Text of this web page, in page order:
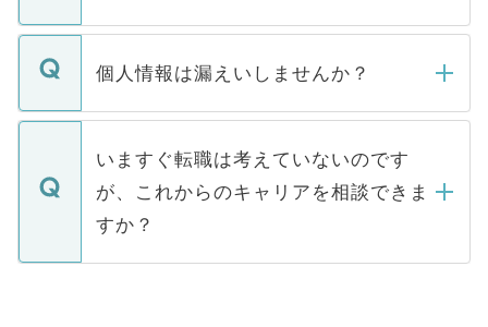
ません。
■応募殺到を避けるため 人気のある医療機
関を公にしてしまうと、応募が殺到する場
に、医療機関が求める条件に合った人材の
みを人材紹介会社に依頼するケースが増え
ています。
転職・入職を強要することは一切ありませ
ん。また、仮に応募先から内定をいただい
定を承諾する必要はありません。内定先へ
の辞退の連絡はキャリアパートナーが行い
個人情報は漏えいしませんか？
個人情報が漏えいすることはありませんの
で、ご安心ください。当サイトからの登録
などで収集したご登録者様の個人情報は、
ご本人のキャリアアップおよび転職活動の
支援を目的に使用いたします。お預かりし
ているすべての個人データはご本人の許可
いますぐ転職は考えていないのです
が、これからのキャリアを相談できま
すか？